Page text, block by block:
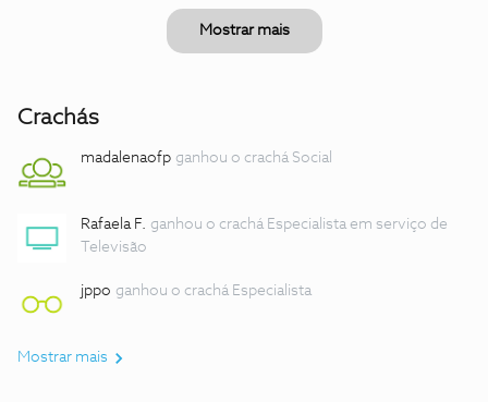
Mostrar mais
Crachás
madalenaofp ganhou o crachá Social
Rafaela F. ganhou o crachá Especialista em serviço de
Televisão
jppo ganhou o crachá Especialista
Mostrar mais